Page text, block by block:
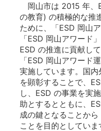
岡山市は 2015 年、
の教育) の積極的な推
ために、「ESD 岡山
「ESD 岡山アワード
ESD の推進に貢献し
「ESD 岡山アワード
実施しています。国
を顕彰することで、
し、ESD の事業を実
助とするとともに、
成の鍵となることか
ことを目的としていま